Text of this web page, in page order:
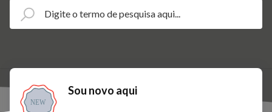
NEW
Sou novo aqui